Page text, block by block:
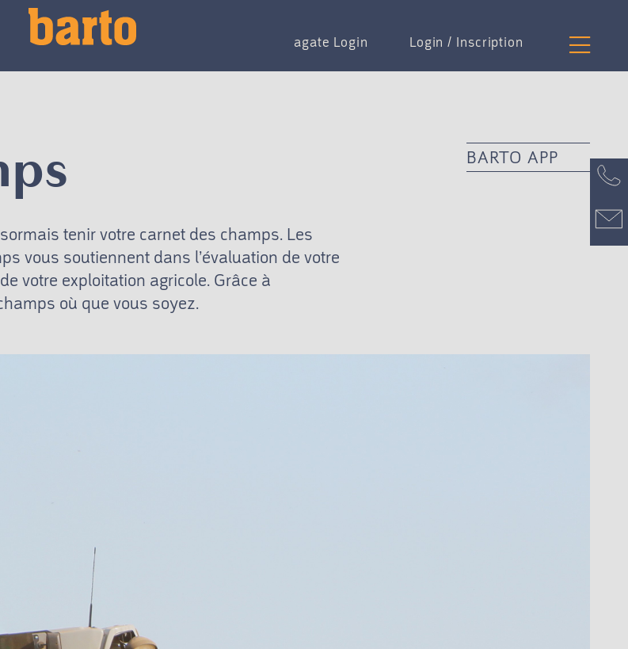
agate Login Login / Inscription
tenir votre carnet des champs. Les
vous soutiennent dans l’évaluation de votre
votre exploitation agricole. Grâce à
où que vous soyez.
BARTO APP